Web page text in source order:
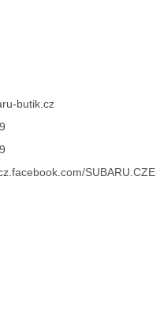
butik.cz
SUBARU.CZE